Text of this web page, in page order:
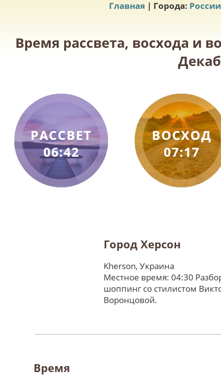
Главная | Города: России
Время рассвета, восхода и
РАССВЕТ
06:42
ВОСХОД
07:17
Город Херсон
Kherson, Украина
Местное время: 04:30
шоппинг со стилистом
Воронцовой.
Время